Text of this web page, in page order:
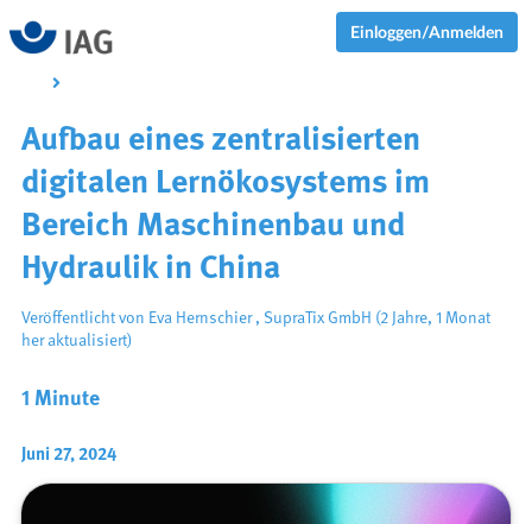
Einloggen/Anmelden
1 Minute
Juni 27, 2024
Aufbau eines zentralisierten
digitalen Lernökosystems im
Bereich Maschinenbau und
Hydraulik in China
Veröffentlicht von Eva Hernschier, SupraTix GmbH (2 Jahre, 1 Monat
her aktualisiert)